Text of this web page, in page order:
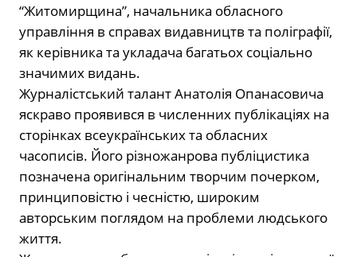
“Житомирщина”, начальника обласного
управління в справах видавництв та поліграфії,
як керівника та укладача багатьох соціально
значимих видань.
Журналістський талант Анатолія Опанасовича
яскраво проявився в численних публікаціях на
сторінках всеукраїнських та обласних
часописів. Його різножанрова публіцистика
позначена оригінальним творчим почерком,
принциповістю і чесністю, широким
авторським поглядом на проблеми людського
життя.